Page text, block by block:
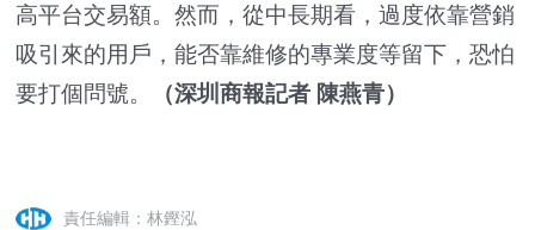
高平台交易額。然而，從中長期看，過度依靠營銷
吸引來的用戶，能否靠維修的專業度等留下，恐怕
要打個問號。
（深圳商報記者 陳燕青）
責任編輯：林鏗泓